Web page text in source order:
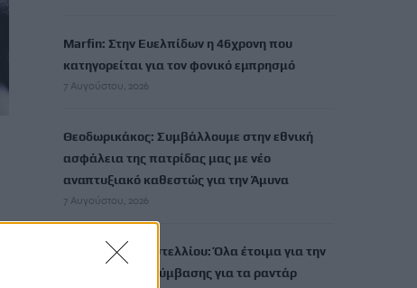
Marfin: Στην Ευελπίδων η 46χρονη που
κατηγορείται για τον φονικό εμπρησμό
7 Αυγούστου, 2026
Θεοδωρικάκος: Συμβάλλουμε στην εθνική
ασφάλεια της πατρίδας μας με νέο
αναπτυξιακό καθεστώς για την Άμυνα
7 Αυγούστου, 2026
Αεροδρόμιο Καστελλίου: Όλα έτοιμα για την
υπογραφή της σύμβασης για τα ραντάρ